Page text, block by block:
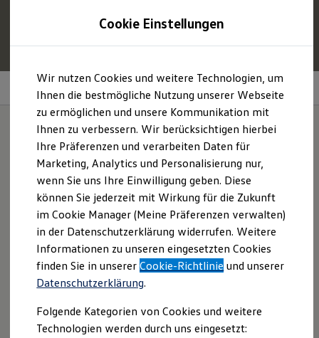
Hauptinhalt
springen
Footer
springen
Profitieren Sie von bis zu6.000 € 1
VolkswagenID. oder
Hybridmodelle.
Mehr zur E‑Auto-Förderung
Modelle und Konfigurator
Konfigurator
Modelle vergleichen
Konfiguration laden
Autosuche
Elektroautos
ENERGY Sondermodelle
Nutzfahrzeuge
SUV und CUV
Familienautos
Kombis
Kompaktwagen
Sportwagen
Schnell verfügbare Fahrzeuge
Angebote und Produkte
Aktuelle Angebote
E-Auto-Förderung
Volkswagen Marktplatz
Wellness In-Car App
Die Entspannung
steigt.
Cookie Einstellungen
Wir nutzen Cookies und weitere Technologien, um
Ihnen die bestmögliche Nutzung unserer Webseite
zu ermöglichen und unsere Kommunikation mit
Ihnen zu verbessern. Wir berücksichtigen hierbei
Ihre Präferenzen und verarbeiten Daten für
Marketing, Analytics und Personalisierung nur,
wenn Sie uns Ihre Einwilligung geben. Diese
können Sie jederzeit mit Wirkung für die Zukunft
im Cookie Manager (Meine Präferenzen verwalten)
in der Datenschutzerklärung widerrufen. Weitere
Informationen zu unseren eingesetzten Cookies
finden Sie in unsererCookie-Richtlinie und unserer
Datenschutzerklärung.
Folgende Kategorien von Cookies und weitere
Technologien werden durch uns eingesetzt: